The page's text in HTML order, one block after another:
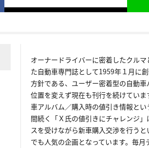
オーナードライバーに密着したクル
た自動車専門誌として1959年１月に
方針である、ユーザー密着型の自動
位置を変えず現在も刊行を続けてい
車アルバム／購入時の値引き情報と
間続く「Ｘ氏の値引きにチャレンジ
スを受けながら新車購入交渉を行う
でも人気の企画となっています。毎